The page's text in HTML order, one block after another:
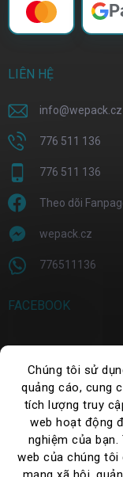
Chúng tôi sử
quảng cáo, cung
tích lượng truy
web hoạt động
nghiệm của
web của chúng
LIÊN HỆ
info@wepack.cz
776 511 136
776 511 136
Theo dõi
wepack.cz
776511136
FACEBOOK
TÌM KIẾM